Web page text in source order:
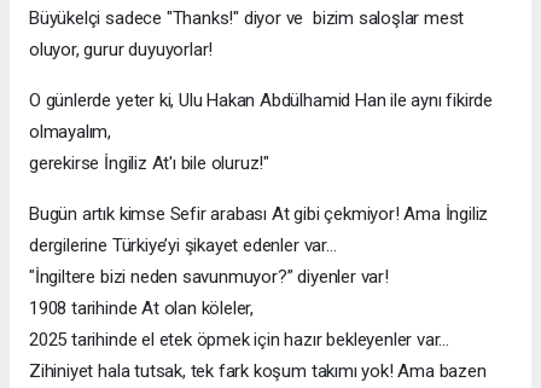
Büyükelçi sadece "Thanks!" diyor ve bizim saloşlar mest
oluyor, gurur duyuyorlar!
O günlerde yeter ki, Ulu Hakan Abdülhamid Han ile aynı fikirde
olmayalım,
gerekirse İngiliz At'ı bile oluruz!"
Bugün artık kimse Sefir arabası At gibi çekmiyor! Ama İngiliz
dergilerine Türkiye’yi şikayet edenler var…
"İngiltere bizi neden savunmuyor?” diyenler var!
1908 tarihinde At olan köleler,
2025 tarihinde el etek öpmek için hazır bekleyenler var...
Zihiniyet hala tutsak, tek fark koşum takımı yok! Ama bazen